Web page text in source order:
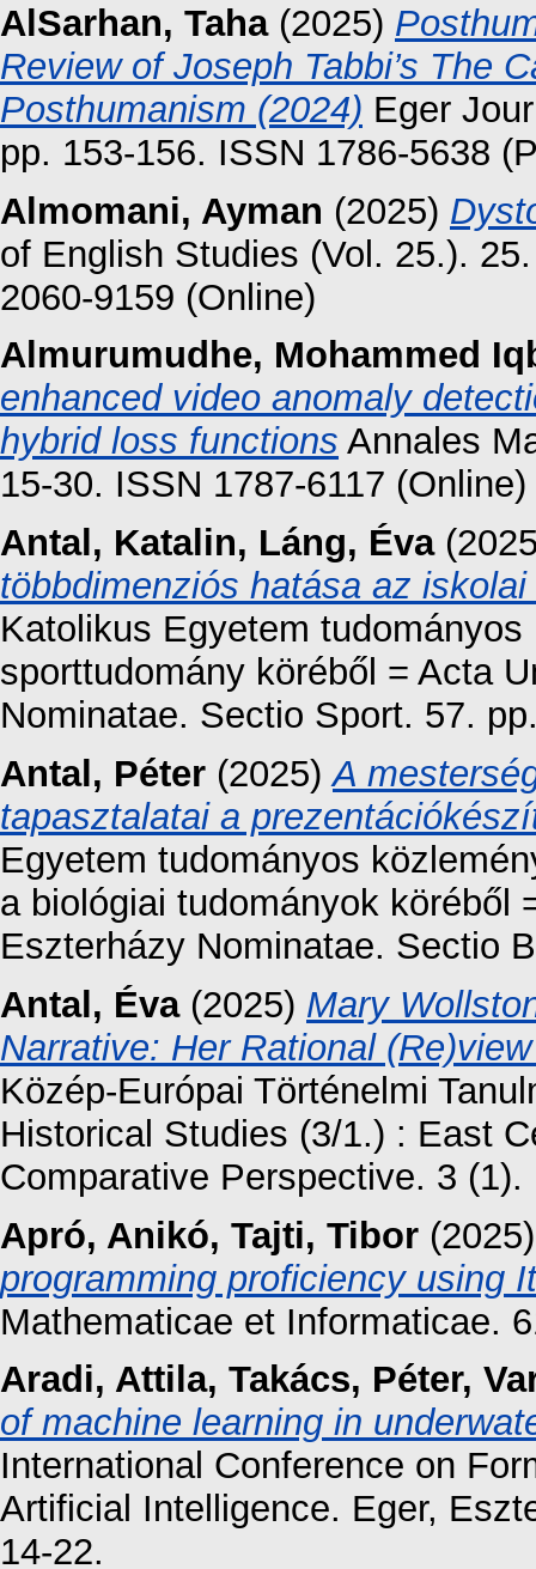
AlSarhan, Taha(2025)
Review of Joseph Tabbi’s The
Posthumanism (2024) Eger
pp. 153-156. ISSN 1786-5638
Almomani, Ayman (2025)
of English Studies (Vol. 25.).
2060-9159 (Online)
Almurumudhe, Mohammed
enhanced video anomaly
hybrid loss functions Annales
15-30. ISSN 1787-6117 (Online)
Antal, Katalin, Láng, Éva
többdimenziós hatása az
Katolikus Egyetem
sporttudomány köréből = Acta
Nominatae. Sectio Sport. 57.
Antal, Péter (2025)A
tapasztalatai a
Egyetem tudományos
a biológiai tudományok köréből
Eszterházy Nominatae. Sectio
Antal, Éva(2025) Mary
Narrative: Her Rational
Közép-Európai Történelmi
Historical Studies (3/1.) : East
Comparative Perspective. 3 (1).
Apró, Anikó, Tajti, Tibor
programming proficiency using
Mathematicae et Informaticae.
Aradi, Attila, Takács, Péter,
of machine learning in
International Conference on
Artificial Intelligence. Eger,
14-22.